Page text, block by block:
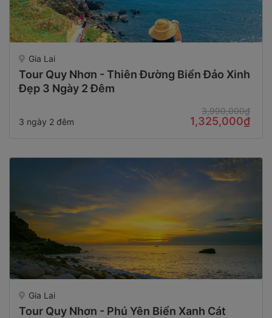
Gia Lai
Tour Quy Nhơn - Thiên Đường Biển Đảo Xinh
Đẹp 3 Ngày 2 Đêm
3 ngày 2 đêm
3,990,000₫
1,325,000₫
Gia Lai
Tour Quy Nhơn - Phú Yên Biển Xanh Cát